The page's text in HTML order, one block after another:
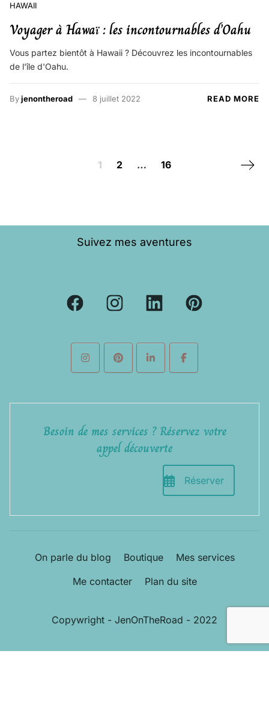
HAWAII
Voyager à Hawaï : les incontournables d’Oahu
Vous partez bientôt à Hawaii ? Découvrez les incontournables
de l'île d'Oahu.
Byjenontheroad 8 juillet 2022 READ MORE
Posts navigation
1 2 … 16 Next
Suivez mes aventures
Besoin de mes services ? Réservez votre
appel découverte
Réserver
On parle du blog Boutique
Mes services
Me contacter
Plan du site
Copywright - JenOnTheRoad - 2022